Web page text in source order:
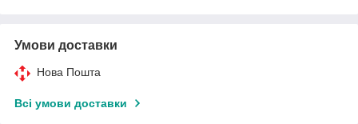
Умови доставки
Нова Пошта
Всі умови доставки